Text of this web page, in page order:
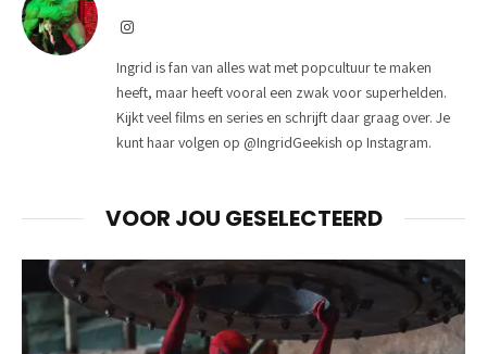
Instagram
Ingrid is fan van alles wat met popcultuur te maken
heeft, maar heeft vooral een zwak voor superhelden.
Kijkt veel films en series en schrijft daar graag over. Je
kunt haar volgen op @IngridGeekish op Instagram.
VOOR JOU GESELECTEERD